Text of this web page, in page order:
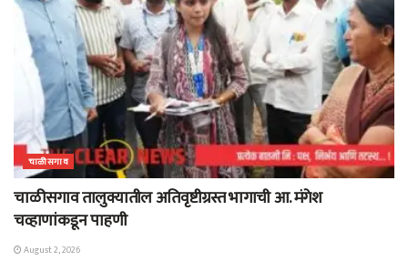
चाळीसगाव
चाळीसगाव तालुक्यातील अतिवृष्टीग्रस्त भागाची आ. मंगेश
चव्हाणांकडून पाहणी
August 2, 2026